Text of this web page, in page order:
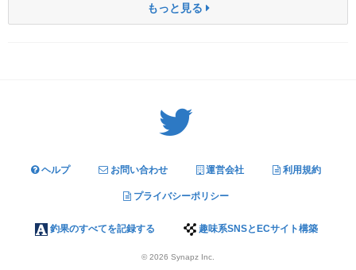
もっと見る
ヘルプ お問い合わせ 運営会社 利用規約
プライバシーポリシー
釣果のすべてを記録する 趣味系SNSとECサイト構築
© 2026 Synapz Inc.